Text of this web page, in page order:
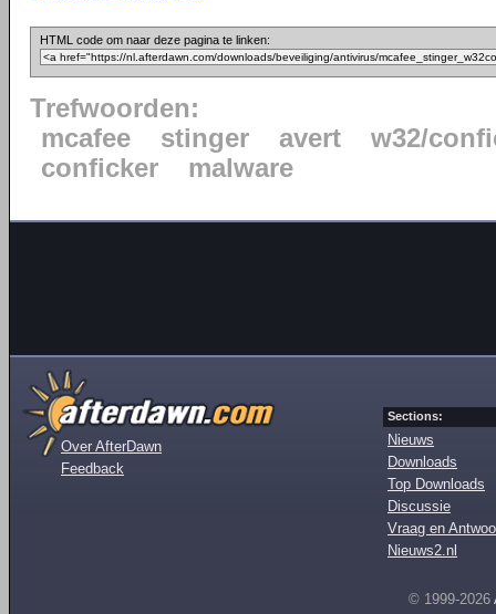
HTML code om naar deze pagina te linken:
Trefwoorden:
mcafee
stinger avert
w32/
conficker
malware
Over AfterDawn
Feedback
Sections:
Nieuws
Downloads
Top Downloads
Discussie
Vraag en
Nieuws2.nl
© 1999-2026